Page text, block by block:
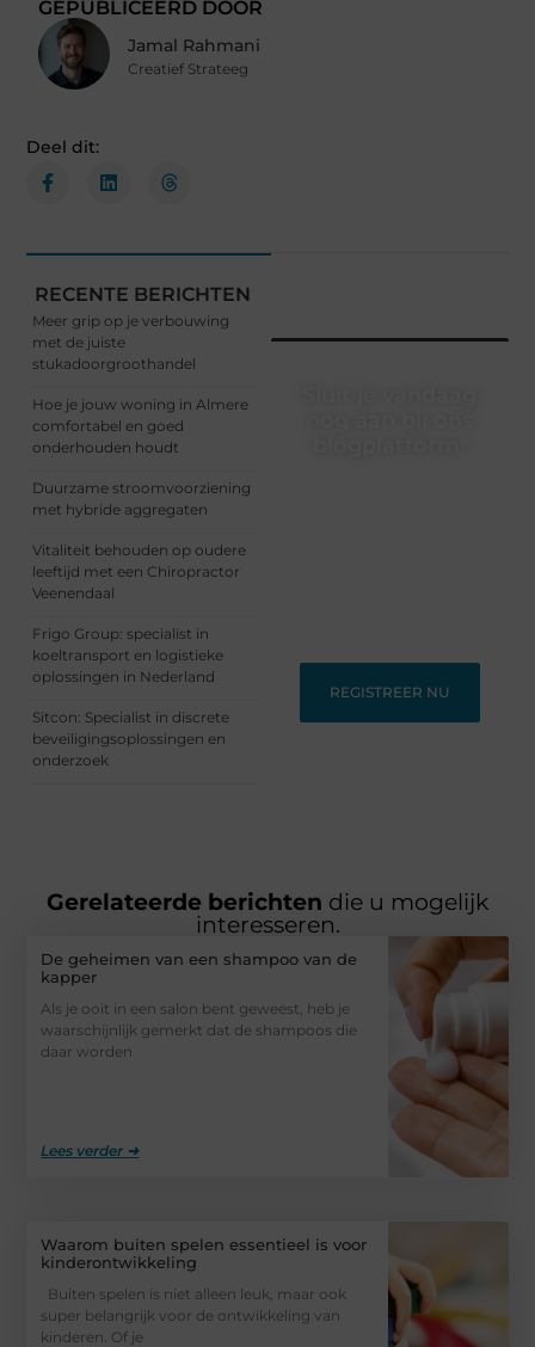
GEPUBLICEERD DOOR
Jamal Rahmani
Creatief Strateeg
Deel dit:
RECENTE BERICHTEN
Meer grip op je verbouwing
met de juiste
stukadoorgroothandel
Hoe je jouw woning in Almere
comfortabel en goed
onderhouden houdt
Duurzame stroomvoorziening
met hybride aggregaten
Vitaliteit behouden op oudere
leeftijd met een Chiropractor
Veenendaal
Frigo Group: specialist in
koeltransport en logistieke
oplossingen in Nederland
Sitcon: Specialist in discrete
beveiligingsoplossingen en
onderzoek
REGISTREER NU
Gerelateerde berichten die u mogelijk
interesseren.
De geheimen van een shampoo van de
kapper
Als je ooit in een salon bent geweest, heb je
waarschijnlijk gemerkt dat de shampoos die
daar worden
Lees verder ➜
Waarom buiten spelen essentieel is voor
kinderontwikkeling
Buiten spelen is niet alleen leuk, maar ook
super belangrijk voor de ontwikkeling van
kinderen. Of je